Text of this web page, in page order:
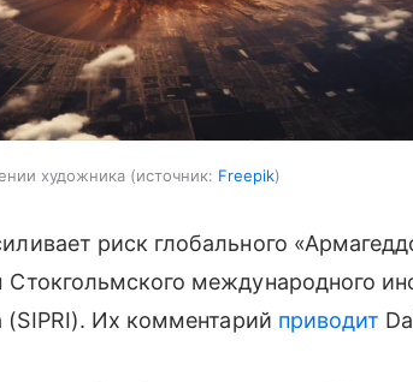
художника источник: Freepik
риск глобального
Стокгольмского международного
(SIPRI). Их комментарий приводит